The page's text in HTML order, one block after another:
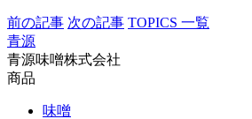
前の記事 次の記事 TOPICS 一覧
青源
青源味噌株式会社
商品
味噌